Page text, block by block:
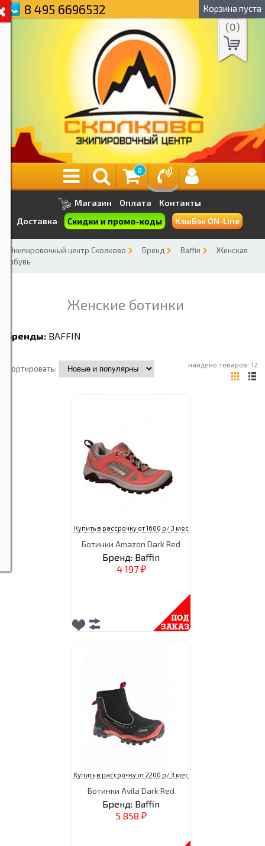
8 495 6696532 Корзина пуста
(0)
0
Магазин Оплата
Контакты
Доставка
Скидки и промо-коды КэшБэк ON-Line
Экипировочный центр Сколково Бренд Baffin
Женская
обувь
Женские ботинки
Бренды: BAFFIN
Сортировать: найдено товаров: 12
Купить в рассрочку от 1600 р/ 3 мес
Ботинки Amazon Dark Red
Бренд: Baffin
4 197 ₽
Купить в рассрочку от 2200 р/ 3 мес
Ботинки Avila Dark Red
Бренд: Baffin
5 858 ₽